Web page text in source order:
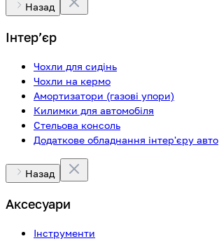
Назад
Інтерʼєр
Чохли для сидінь
Чохли на кермо
Амортизатори (газові упори)
Килимки для автомобіля
Стельова консоль
Додаткове обладнання інтер'єру авто
Назад
Аксесуари
Інструменти